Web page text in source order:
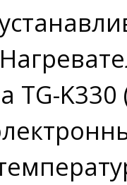
TG-K330